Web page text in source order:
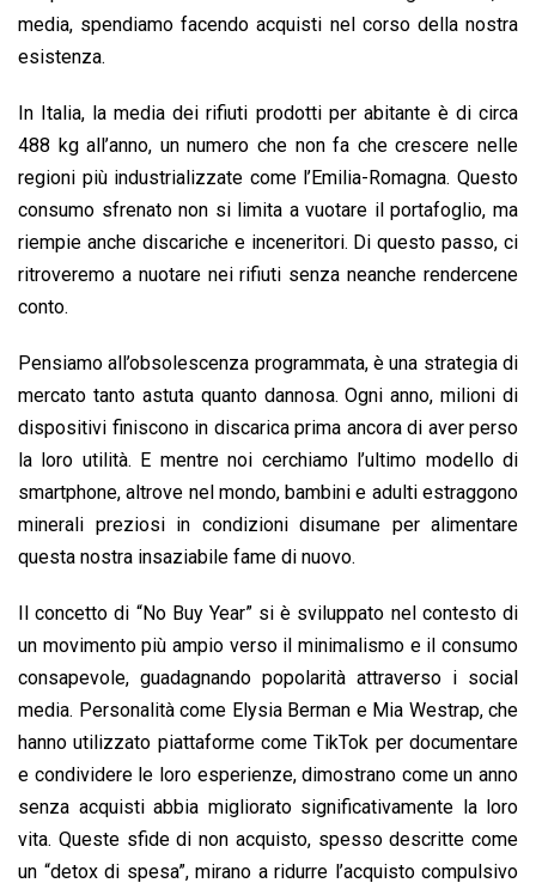
media, spendiamo facendo acquisti nel corso della nostra
esistenza.
In Italia, la media dei rifiuti prodotti per abitante è di circa
488 kg all’anno, un numero che non fa che crescere nelle
regioni più industrializzate come l’Emilia-Romagna. Questo
consumo sfrenato non si limita a vuotare il portafoglio, ma
riempie anche discariche e inceneritori. Di questo passo, ci
ritroveremo a nuotare nei rifiuti senza neanche rendercene
conto.
Pensiamo all’obsolescenza programmata, è una strategia di
mercato tanto astuta quanto dannosa. Ogni anno, milioni di
dispositivi finiscono in discarica prima ancora di aver perso
la loro utilità. E mentre noi cerchiamo l’ultimo modello di
smartphone, altrove nel mondo, bambini e adulti estraggono
minerali preziosi in condizioni disumane per alimentare
questa nostra insaziabile fame di nuovo.
Il concetto di “No Buy Year” si è sviluppato nel contesto di
un movimento più ampio verso il minimalismo e il consumo
consapevole, guadagnando popolarità attraverso i social
media. Personalità come Elysia Berman e Mia Westrap, che
hanno utilizzato piattaforme come TikTok per documentare
e condividere le loro esperienze, dimostrano come un anno
senza acquisti abbia migliorato significativamente la loro
vita. Queste sfide di non acquisto, spesso descritte come
un “detox di spesa”, mirano a ridurre l’acquisto compulsivo